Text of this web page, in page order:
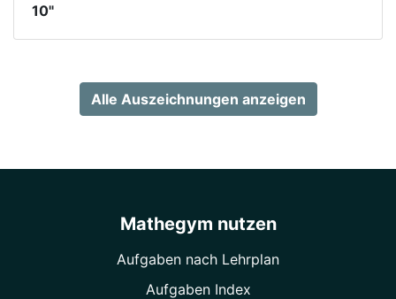
10"
Alle Auszeichnungen anzeigen
Mathegym nutzen
Aufgaben nach Lehrplan
Aufgaben Index